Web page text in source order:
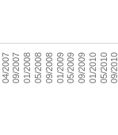
04/200709/200701/200805/200809/200801/200905/200909/200901/201005/201009/